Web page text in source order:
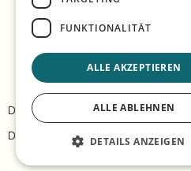
Praktische
Datenschutz & Richtlinie
Design:
Árvu Code: Vitikka
FUNKTIONALITÄT
ALLE AKZEPTIEREN
ALLE ABLEHNEN
DETAILS ANZEIGEN